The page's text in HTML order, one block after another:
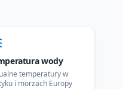
wody
temperatury w
i morzach Europy